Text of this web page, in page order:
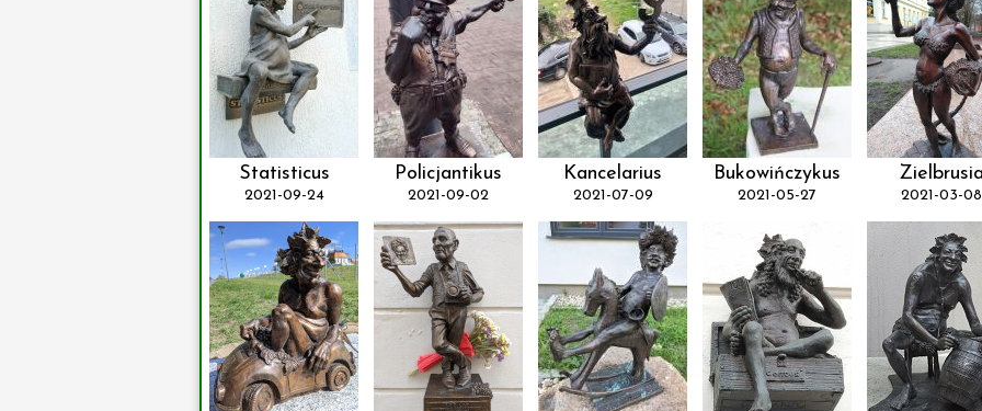
Statisticus
2021-09-24
Policjantikus
2021-09-02
Kancelarius
2021-07-09
Bukowińczykus
2021-05-27 2021-03-08